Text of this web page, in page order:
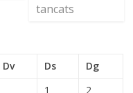
tancats
Dv Ds
Dg
1
2